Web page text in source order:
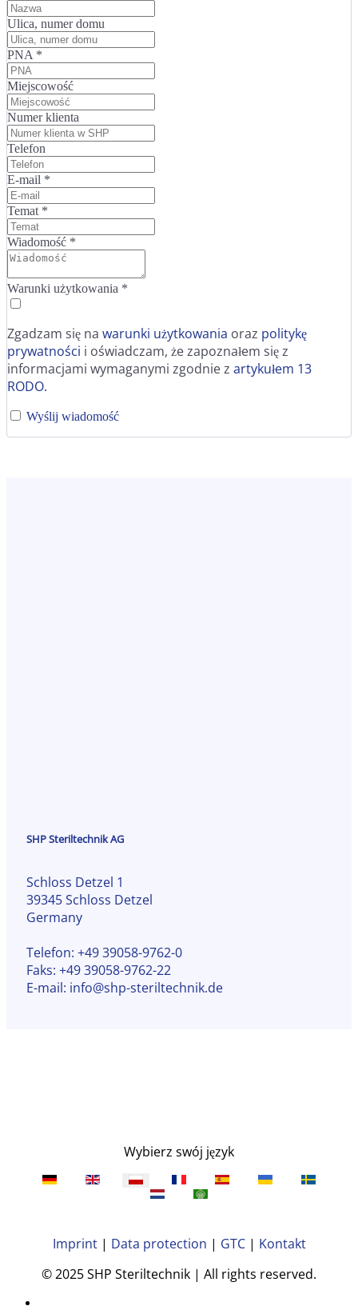
Ulica, numer domu
PNA *
Miejscowość
Numer klienta
Telefon
E-mail *
Temat *
Wiadomość *
Warunki użytkowania *
Zgadzam się na warunki użytkowania oraz politykę
prywatności i oświadczam, że zapoznałem się z
informacjami wymaganymi zgodnie z artykułem 13
RODO.
Wyślij wiadomość
SHP Steriltechnik AG
Schloss Detzel 1
39345 Schloss Detzel
Germany
Telefon: +49 39058-9762-0
Faks: +49 39058-9762-22
E-mail: info@shp-steriltechnik.de
Wybierz swój język
Imprint| Data protection | GTC| Kontakt
© 2025 SHP Steriltechnik | All rights reserved.